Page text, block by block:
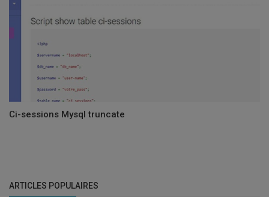
Ci-sessions Mysql truncate
ARTICLES POPULAIRES